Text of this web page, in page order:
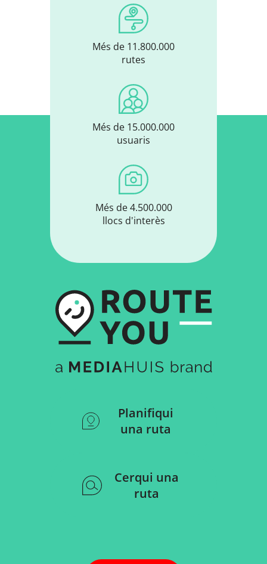
Més de 11.800.000
rutes
Més de 15.000.000
usuaris
Més de 4.500.000
llocs d'interès
Planifiqui
una ruta
Cerqui una
ruta